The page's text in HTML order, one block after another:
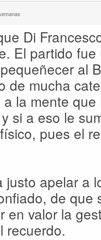
Di
El partido
al
de mucha
la mente
si a eso le
pues el
justo apelar a
de que
en valor la
recuerdo.